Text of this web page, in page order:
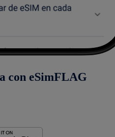
con eSimFLAG